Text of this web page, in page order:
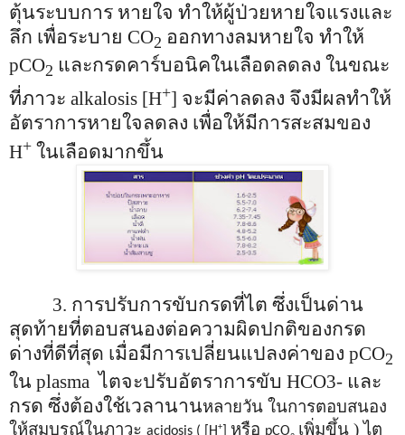
ตุ้นระบบการ หายใจ ทำให้ผู้ป่วยหายใจแรงและ
ลึก เพื่อระบาย CO2 ออกทางลมหายใจ ทำให้
pCO2 และกรดคาร์บอนิคในเลือดลดลง ในขณะ
ที่ภาวะ alkalosis [H+] จะมีค่าลดลง จึงมีผลทำให้
อัตราการหายใจลดลง เพื่อให้มีการสะสมของ
H+ ในเลือดมากขึ้น
3. การปรับการขับกรดที่ไต ซึ่งเป็นด่าน
สุดท้ายที่ตอบสนองต่อความผิดปกติของกรด
ด่างที่ดีที่สุด เมื่อมีการเปลี่ยนแปลงค่าของ pCO2
ใน plasma ไตจะปรับอัตราการขับ HCO3- และ
กรด ซึ่งต้องใช้เวลานานหลายวัน ในการตอบสนอง
ให้สมบูรณ์ในภาวะ acidosis ( [H+ หรือ pCO
เพิ่มขึ้น ) ไต